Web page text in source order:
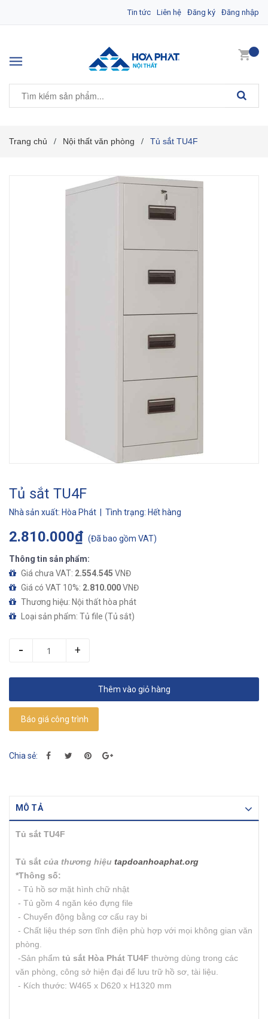
Tin tức Liên hệ Đăng ký Đăng nhập
Trang chủ / Nội thất văn phòng / Tủ sắt TU4F
Tủ sắt TU4F
Nhà sản xuất: Hòa Phát | Tình trạng: Hết hàng
2.810.000₫ (Đã bao gồm VAT)
Thông tin sản phẩm:
Giá chưa VAT: 2.554.545 VNĐ
Giá có VAT 10%: 2.810.000VNĐ
Thương hiệu: Nội thất hòa phát
Loại sản phẩm: Tủ file (Tủ sắt)
- +
Thêm vào giỏ hàng
Báo giá công trình
Chia sẻ:
MÔ TẢ
Tủ sắt TU4F
Tủ sắt của thương hiệu tapdoanhoaphat.org
*Thông số:
- Tủ hồ sơ mặt hình chữ nhật
- Tủ gồm 4 ngăn kéo đựng file
- Chuyển động bằng cơ cấu ray bi
- Chất liệu thép sơn tĩnh điện phù hợp với mọi không gian văn
phòng.
-Sản phẩm tủ sắt Hòa Phát TU4F thường dùng trong các
văn phòng, công sở hiện đại để lưu trữ hồ sơ, tài liệu.
- Kích thước: W465 x D620 x H1320 mm